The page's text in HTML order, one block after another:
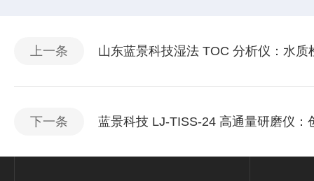
上一条 山东蓝景科技湿法 TOC 分析仪：水质
下一条 蓝景科技 LJ-TISS-24 高通量研磨仪：